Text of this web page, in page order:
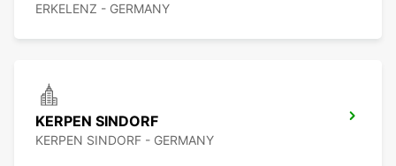
ERKELENZ - GERMANY
KERPEN SINDORF
KERPEN SINDORF - GERMANY